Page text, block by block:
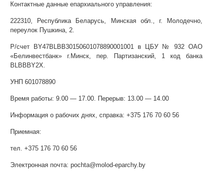
Контактные данные епархиального управления:
222310, Республика Беларусь, Минская обл., г. Молодечно,
переулок Пушкина, 2.
Р/счет BY47BLBB30150601078890001001 в ЦБУ № 932 ОАО
«Белинвестбанк» г.Минск, пер. Партизанский, 1 код банка
BLBBBY2Х.
УНП 601078890
Время работы: 9.00 — 17.00. Перерыв: 13.00 — 14.00
Информация о рабочих днях, справка: +375 176 70 60 56
Приемная:
тел. +375 176 70 60 56
Электронная почта: pochta@molod-eparchy.by